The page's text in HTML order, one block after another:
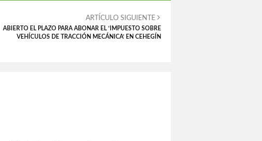
ARTÍCULO SIGUIENTE
ABIERTO EL PLAZO PARA ABONAR EL ‘IMPUESTO SOBRE
VEHÍCULOS DE TRACCIÓN MECÁNICA’ EN CEHEGÍN